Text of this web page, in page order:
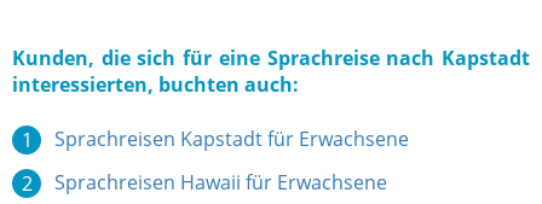
Kunden, die sich für eine Sprachreise nach Kapstadt
interessierten, buchten auch:
Sprachreisen Kapstadt für Erwachsene
Sprachreisen Hawaii für Erwachsene